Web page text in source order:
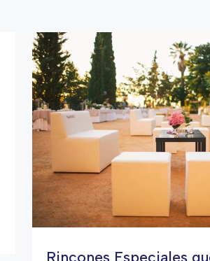
Rincones Especiales